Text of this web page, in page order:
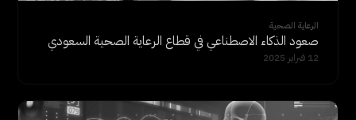
الرعاية الصحية
صعود الذكاء الاصطناعي في قطاع الرعاية الصحية السعودي
12 فبراير 2025